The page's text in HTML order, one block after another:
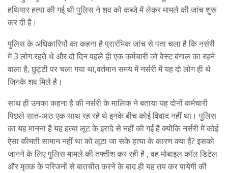
हथियार हत्या की गई थी पुलिस ने शव को कब्जे में लेकर मामले की जांच शुरू
कर दी है।
पुलिस के अधिकारियों का कहना है प्रारंभिक जांच से पता चला है कि नर्सरी
में 3 लोग रहते थे और दो दिन पहले ही एक कर्मचारी जो वेस्ट बंगाल का रहने
वाला है, छुट्टी पर चला गया था,वर्तमान समय में नर्सरी में यह दो लोग ही थे
जिनके शव मिले है।
साथ ही उनका कहना है की नर्सरी के मालिक ने बताया यह दोनों कर्मचारी
पिछले सात-आठ एक साथ रह रहे थे इनके बीच कोई विवाद नहीं था। पुलिस
का यह मानना है यह हत्या लूट के इरादे से नहीं की गई है क्योंकि नर्सरी में कोई
ऐसा कीमती सामान नहीं था को लूटा जा सके हत्या के कारण क्या है? इसको
जानने के लिए पुलिस मामले की तफ्तीश कर रही है , वह मोबाइल कॉल डिटेल
और मृतक के परिजनों से बातचीत करने के बाद ही यह तय कर पायेगी की